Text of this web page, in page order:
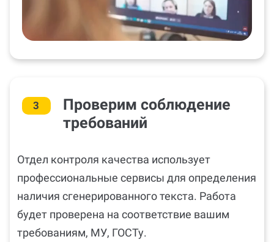
3
Проверим соблюдение
требований
Отдел контроля качества использует
профессиональные сервисы для определения
наличия сгенерированного текста. Работа
будет проверена на соответствие вашим
требованиям, МУ, ГОСТу.